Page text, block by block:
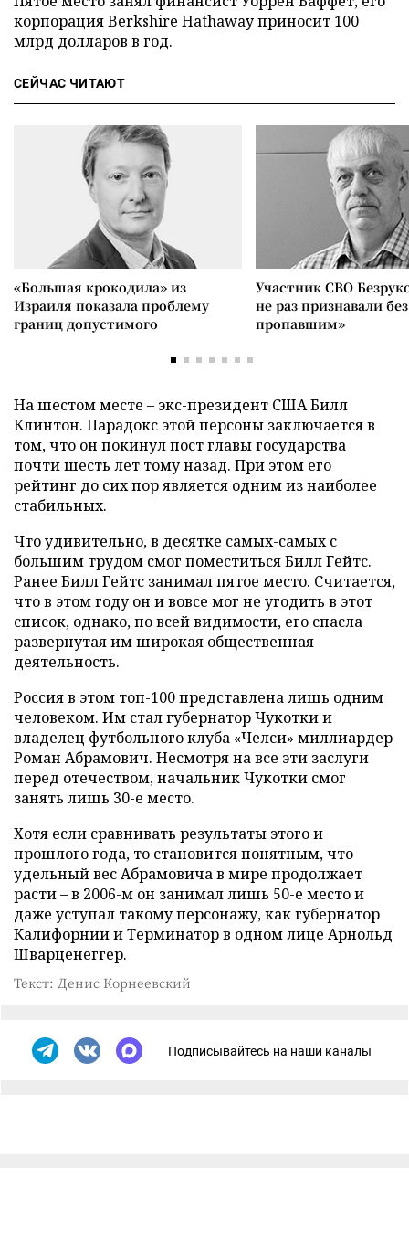
корпорация Berkshire Hathaway приносит 100
млрд долларов в год.
СЕЙЧАС ЧИТАЮТ
«Большая крокодила» из
Израиля показала проблему
границ допустимого
Участник СВО
не раз признавали
пропавшим»
На шестом месте – экс-президент США Билл
Клинтон. Парадокс этой персоны заключается в
том, что он покинул пост главы государства
почти шесть лет тому назад. При этом его
рейтинг до сих пор является одним из наиболее
стабильных.
Что удивительно, в десятке самых-самых с
большим трудом смог поместиться Билл Гейтс.
Ранее Билл Гейтс занимал пятое место. Считается,
что в этом году он и вовсе мог не угодить в этот
список, однако, по всей видимости, его спасла
развернутая им широкая общественная
деятельность.
Россия в этом топ-100 представлена лишь одним
человеком. Им стал губернатор Чукотки и
владелец футбольного клуба «Челси» миллиардер
Роман Абрамович. Несмотря на все эти заслуги
перед отечеством, начальник Чукотки смог
занять лишь 30-е место.
Хотя если сравнивать результаты этого и
прошлого года, то становится понятным, что
удельный вес Абрамовича в мире продолжает
расти – в 2006-м он занимал лишь 50-е место и
даже уступал такому персонажу, как губернатор
Калифорнии и Терминатор в одном лице Арнольд
Шварценеггер.
Текст: Денис Корнеевский
Подписывайтесь на наши каналы